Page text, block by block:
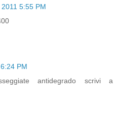
5:55 PM
PM
antidegrado scrivi a